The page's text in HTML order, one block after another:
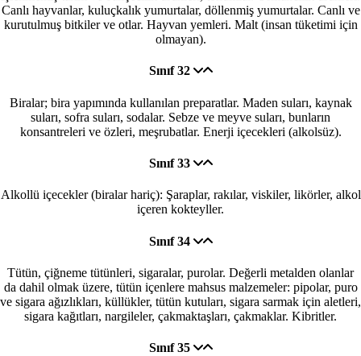
Canlı hayvanlar, kuluçkalık yumurtalar, döllenmiş yumurtalar. Canlı ve
kurutulmuş bitkiler ve otlar. Hayvan yemleri. Malt (insan tüketimi için
olmayan).
Sınıf 32
Biralar; bira yapımında kullanılan preparatlar. Maden suları, kaynak
suları, sofra suları, sodalar. Sebze ve meyve suları, bunların
konsantreleri ve özleri, meşrubatlar. Enerji içecekleri (alkolsüz).
Sınıf 33
Alkollü içecekler (biralar hariç): Şaraplar, rakılar, viskiler, likörler, alkol
içeren kokteyller.
Sınıf 34
Tütün, çiğneme tütünleri, sigaralar, purolar. Değerli metalden olanlar
da dahil olmak üzere, tütün içenlere mahsus malzemeler: pipolar, puro
ve sigara ağızlıkları, küllükler, tütün kutuları, sigara sarmak için aletleri,
sigara kağıtları, nargileler, çakmaktaşları, çakmaklar. Kibritler.
Sınıf 35